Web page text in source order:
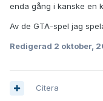
enda gång i kanske en
Av de GTA-spel jag
Redigerad 2 oktober,
Citera